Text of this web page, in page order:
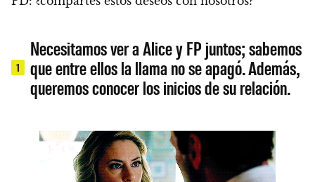
1
Necesitamos ver a Alice y FP juntos; sabemos
que entre ellos la llama no se apagó. Además,
queremos conocer los inicios de su relación.